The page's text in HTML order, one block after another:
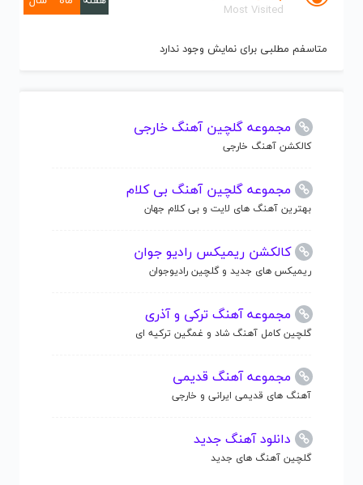
Most Visited
متاسفم مطلبی برای نمایش وجود ندارد
مجموعه گلچین آهنگ خارجی
کالکشن آهنگ خارجی
مجموعه گلچین آهنگ بی کلام
بهترین آهنگ های لایت و بی کلام جهان
کالکشن ریمیکس رادیو جوان
ریمیکس های جدید و گلچین رادیوجوان
مجموعه آهنگ ترکی و آذری
گلچین کامل آهنگ شاد و غمگین ترکیه ای
مجموعه آهنگ قدیمی
آهنگ های قدیمی ایرانی و خارجی
دانلود آهنگ جدید
گلچین آهنگ های جدید